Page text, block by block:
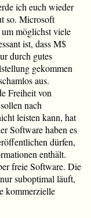
ich euch wieder
so. Microsoft
um möglichst viele
ist, dass M$
durch gutes
gekommen
aus.
Freiheit von
nach
leisten kann, hat
Software haben es
dürfen,
enthält.
freie Software. Die
suboptimal läuft,
kommerzielle